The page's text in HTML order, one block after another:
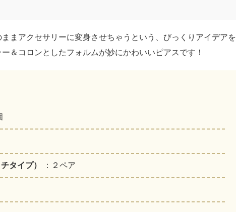
まアクセサリーに変身させちゃうという、びっくりアイデアを
＆コロンとしたフォルムが妙にかわいいピアスです！
タイプ） ：２ペア